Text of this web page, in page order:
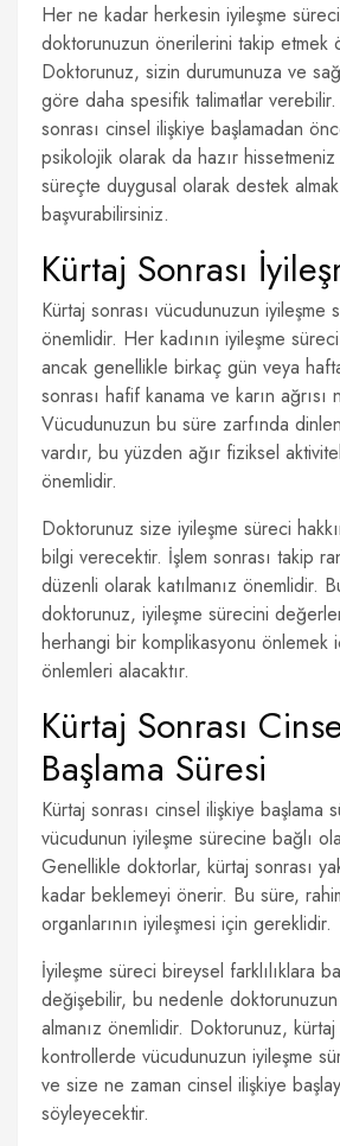
Her ne kadar herkesin iyileşme
doktorunuzun önerilerini takip etmek
Doktorunuz, sizin durumunuza ve
göre daha spesifik talimatlar verebilir.
sonrası cinsel ilişkiye başlamadan
psikolojik olarak da hazır
süreçte duygusal olarak destek
başvurabilirsiniz.
Kürtaj Sonrası
Kürtaj sonrası vücudunuzun iyileşme
önemlidir. Her kadının iyileşme
ancak genellikle birkaç gün veya
sonrası hafif kanama ve karın ağrısı
Vücudunuzun bu süre zarfında
vardır, bu yüzden ağır fiziksel
önemlidir.
Doktorunuz size iyileşme süreci
bilgi verecektir. İşlem sonrası takip
düzenli olarak katılmanız önemlidir.
doktorunuz, iyileşme sürecini
herhangi bir komplikasyonu önlemek
önlemleri alacaktır.
Kürtaj Sonrası
Başlama Süresi
Kürtaj sonrası cinsel ilişkiye başlama
vücudunun iyileşme sürecine bağlı
Genellikle doktorlar, kürtaj sonrası
kadar beklemeyi önerir. Bu süre,
organlarının iyileşmesi için gereklidir.
İyileşme süreci bireysel farklılıklara
değişebilir, bu nedenle
almanız önemlidir. Doktorunuz, kürtaj
kontrollerde vücudunuzun iyileşme
ve size ne zaman cinsel ilişkiye
söyleyecektir.